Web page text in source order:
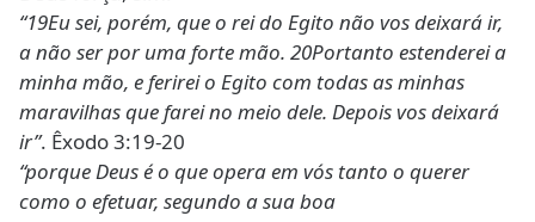
“19Eu sei, porém, que o rei do Egito não vos deixará ir,
a não ser por uma forte mão. 20Portanto estenderei a
minha mão, e ferirei o Egito com todas as minhas
maravilhas que farei no meio dele. Depois vos deixará
ir”. Êxodo 3:19-20
“porque Deus é o que opera em vós tanto o querer
como o efetuar, segundo a sua boa